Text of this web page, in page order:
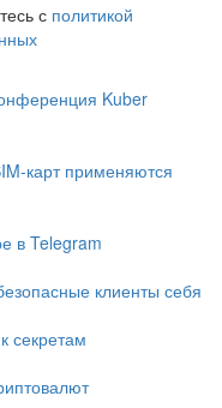
с политикой
Kuber
карт применяются
в Telegram
клиенты себя
секретам